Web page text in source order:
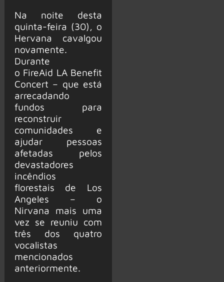
Na noite desta
quinta-feira (30), o
Hervana cavalgou
novamente.
Durante
o FireAid LA Benefit
Concert – que está
arrecadando
fundos para
reconstruir
comunidades e
ajudar pessoas
afetadas pelos
devastadores
incêndios
florestais de Los
Angeles – o
Nirvana mais uma
vez se reuniu com
três dos quatro
vocalistas
mencionados
anteriormente.